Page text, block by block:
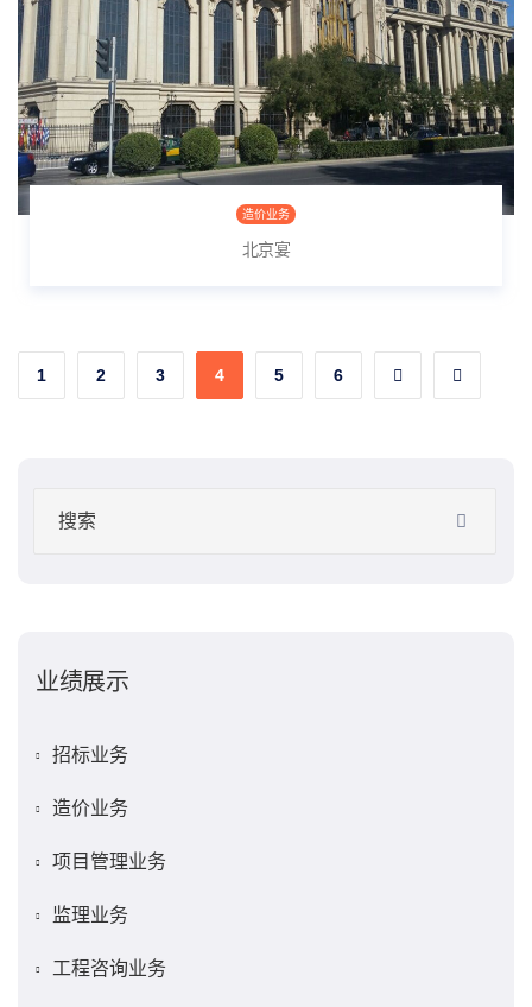
造价业务
北京宴
1 2 3 4 5 6
业绩展示
招标业务
造价业务
项目管理业务
监理业务
工程咨询业务